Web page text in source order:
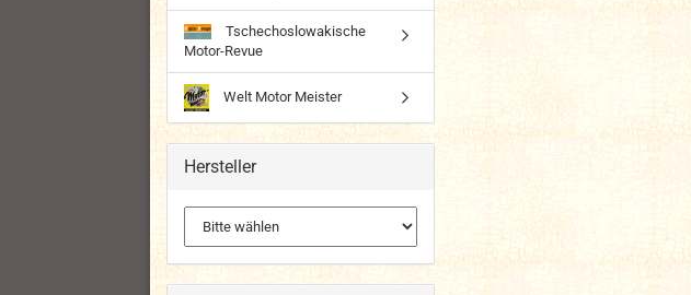
Tschechoslowakische
Motor-Revue
Welt Motor Meister
Hersteller